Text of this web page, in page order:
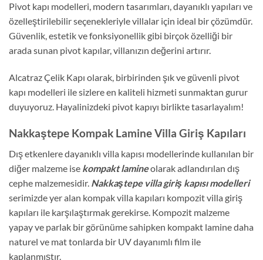
Pivot kapı modelleri, modern tasarımları, dayanıklı yapıları ve
özelleştirilebilir seçenekleriyle villalar için ideal bir çözümdür.
Güvenlik, estetik ve fonksiyonellik gibi birçok özelliği bir
arada sunan pivot kapılar, villanızın değerini artırır.
Alcatraz Çelik Kapı olarak, birbirinden şık ve güvenli pivot
kapı modelleri ile sizlere en kaliteli hizmeti sunmaktan gurur
duyuyoruz. Hayalinizdeki pivot kapıyı birlikte tasarlayalım!
Nakkaştepe Kompak Lamine Villa Giriş Kapıları
Dış etkenlere dayanıklı villa kapısı modellerinde kullanılan bir
diğer malzeme ise kompakt lamineolarak adlandırılan dış
cephe malzemesidir. Nakkaştepe villa giriş kapısı modelleri
serimizde yer alan kompak villa kapıları kompozit villa giriş
kapıları ile karşılaştırmak gerekirse. Kompozit malzeme
yapay ve parlak bir görünüme sahipken kompakt lamine daha
naturel ve mat tonlarda bir UV dayanımlı film ile
kaplanmıştır.